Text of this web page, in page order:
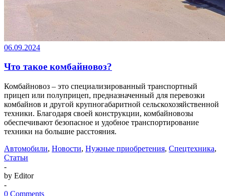
06.09.2024
Что такое комбайновоз?
Комбайновоз – это специализированный транспортный
прицеп или полуприцеп, предназначенный для перевозки
комбайнов и другой крупногабаритной сельскохозяйственной
техники. Благодаря своей конструкции, комбайновозы
обеспечивают безопасное и удобное транспортирование
техники на большие расстояния.
Автомобили, Новости, Нужные приобретения, Спецтехника,
Статьи
-
by Editor
-
0 Comments